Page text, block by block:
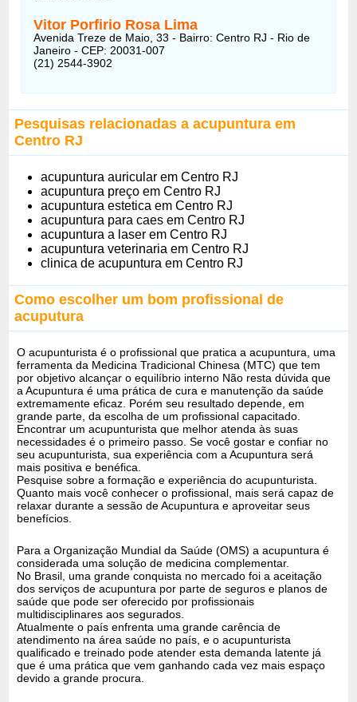
Vitor Porfirio Rosa Lima
Avenida Treze de Maio, 33 - Bairro: Centro RJ - Rio de
Janeiro - CEP: 20031-007
(21) 2544-3902
Pesquisas relacionadas a acupuntura em
Centro RJ
acupuntura auricular em Centro RJ
acupuntura preço em Centro RJ
acupuntura estetica em Centro RJ
acupuntura para caes em Centro RJ
acupuntura a laser em Centro RJ
acupuntura veterinaria em Centro RJ
clinica de acupuntura em Centro RJ
Como escolher um bom profissional de
acuputura
O acupunturista é o profissional que pratica a acupuntura, uma
ferramenta da Medicina Tradicional Chinesa (MTC) que tem
por objetivo alcançar o equilíbrio interno Não resta dúvida que
a Acupuntura é uma prática de cura e manutenção da saúde
extremamente eficaz. Porém seu resultado depende, em
grande parte, da escolha de um profissional capacitado.
Encontrar um acupunturista que melhor atenda às suas
necessidades é o primeiro passo. Se você gostar e confiar no
seu acupunturista, sua experiência com a Acupuntura será
mais positiva e benéfica.
Pesquise sobre a formação e experiência do acupunturista.
Quanto mais você conhecer o profissional, mais será capaz de
relaxar durante a sessão de Acupuntura e aproveitar seus
benefícios.
Para a Organização Mundial da Saúde (OMS) a acupuntura é
considerada uma solução de medicina complementar.
No Brasil, uma grande conquista no mercado foi a aceitação
dos serviços de acupuntura por parte de seguros e planos de
saúde que pode ser oferecido por profissionais
multidisciplinares aos segurados.
Atualmente o país enfrenta uma grande carência de
atendimento na área saúde no país, e o acupunturista
qualificado e treinado pode atender esta demanda latente já
que é uma prática que vem ganhando cada vez mais espaço
devido a grande procura.